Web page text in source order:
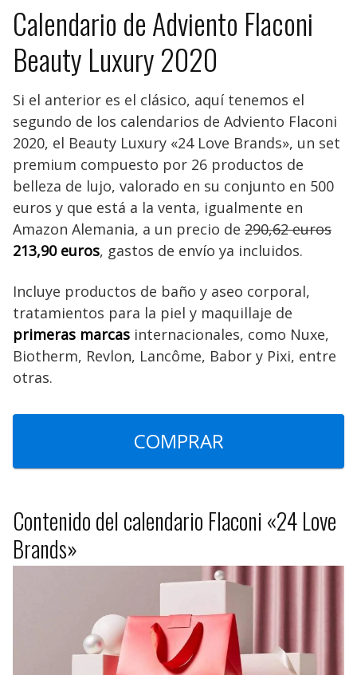
Calendario de Adviento Flaconi
Beauty Luxury 2020
Si el anterior es el clásico, aquí tenemos el
segundo de los calendarios de Adviento Flaconi
2020, el Beauty Luxury «24 Love Brands», un set
premium compuesto por 26 productos de
belleza de lujo, valorado en su conjunto en 500
euros y que está a la venta, igualmente en
Amazon Alemania, a un precio de 290,62 euros
213,90 euros, gastos de envío ya incluidos.
Incluye productos de baño y aseo corporal,
tratamientos para la piel y maquillaje de
primeras marcas internacionales, como Nuxe,
Biotherm, Revlon, Lancôme, Babor y Pixi, entre
otras.
COMPRAR
Contenido del calendario Flaconi «24 Love
Brands»